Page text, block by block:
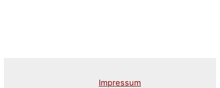
Impressum